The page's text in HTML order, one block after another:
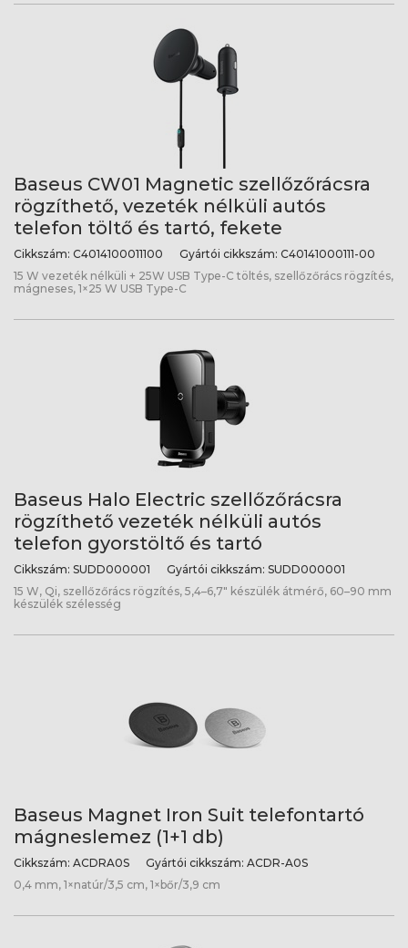
Baseus CW01 Magnetic szellőzőrácsra
rögzíthető, vezeték nélküli autós
telefon töltő és tartó, fekete
Cikkszám: C4014100011100 Gyártói cikkszám: C40141000111-00
15 W vezeték nélküli + 25W USB Type-C töltés, szellőzőrács rögzítés,
mágneses, 1×25 W USB Type-C
Baseus Halo Electric szellőzőrácsra
rögzíthető vezeték nélküli autós
telefon gyorstöltő és tartó
Cikkszám: SUDD000001 Gyártói cikkszám: SUDD000001
15 W, Qi, szellőzőrács rögzítés, 5,4–6,7" készülék átmérő, 60–90 mm
készülék szélesség
Baseus Magnet Iron Suit telefontartó
mágneslemez (1+1 db)
Cikkszám: ACDRA0S Gyártói cikkszám: ACDR-A0S
0,4 mm, 1×natúr/3,5 cm, 1×bőr/3,9 cm